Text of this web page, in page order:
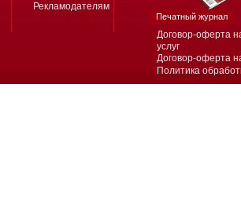
Договор-оферта
услуг
Договор-оферта
Политика
Рекламодателям
Печатный журнал